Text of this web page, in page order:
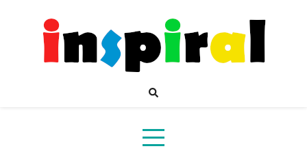
Inspiral
Inspirující mahazín plný novinek a zajímavostí